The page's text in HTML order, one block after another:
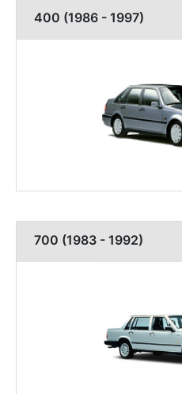
400 (1986 - 1997)
700 (1983 - 1992)